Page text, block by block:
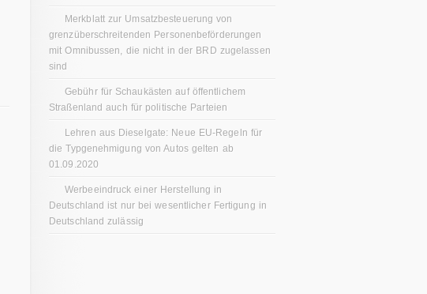
Merkblatt zur Umsatzbesteuerung von
grenzüberschreitenden Personenbeförderungen
mit Omnibussen, die nicht in der BRD zugelassen
sind
Gebühr für Schaukästen auf öffentlichem
Straßenland auch für politische Parteien
Lehren aus Dieselgate: Neue EU-Regeln für
die Typgenehmigung von Autos gelten ab
01.09.2020
Werbeeindruck einer Herstellung in
Deutschland ist nur bei wesentlicher Fertigung in
Deutschland zulässig